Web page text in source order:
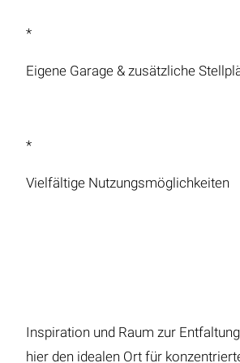
*
Eigene Garage & zusätzliche
*
Vielfältige Nutzungsmöglichkeiten
Inspiration und Raum zur
hier den idealen Ort für